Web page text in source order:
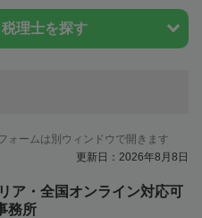
税理士を探す
ォームは別ウィンドウで開きます
更新日：2026年8月8日
ア・全国オンライン対応可
務所